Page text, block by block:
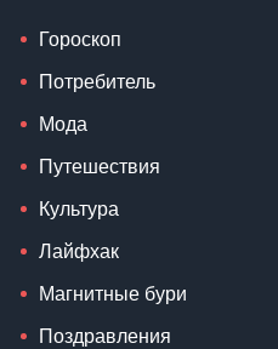
Гороскоп
Потребитель
Мода
Путешествия
Культура
Лайфхак
Магнитные бури
Поздравления